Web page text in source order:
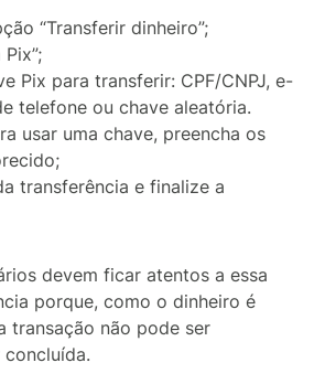
“Transferir dinheiro”;
Pix para transferir: CPF/CNPJ, e-
telefone ou chave aleatória.
usar uma chave, preencha os
transferência e finalize a
devem ficar atentos a essa
porque, como o dinheiro é
transação não pode ser